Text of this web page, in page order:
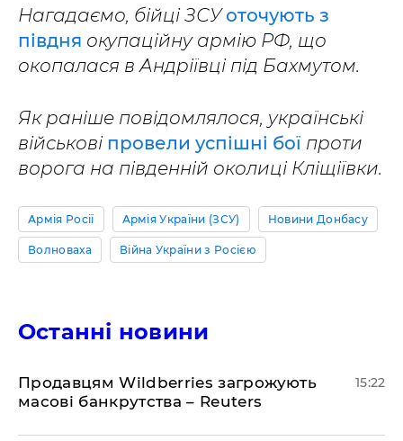
Нагадаємо, бійці ЗСУоточують з
півдня окупаційну армію РФ, що
окопалася в Андріївці під Бахмутом.
Як раніше повідомлялося, українські
військові провели успішні бої проти
ворога на південній околиці Кліщіївки.
Армія Росії Армія України (ЗСУ) Новини Донбасу
Волноваха Війна України з Росією
Останні новини
Продавцям Wildberries загрожують
масові банкрутства – Reuters
15:22